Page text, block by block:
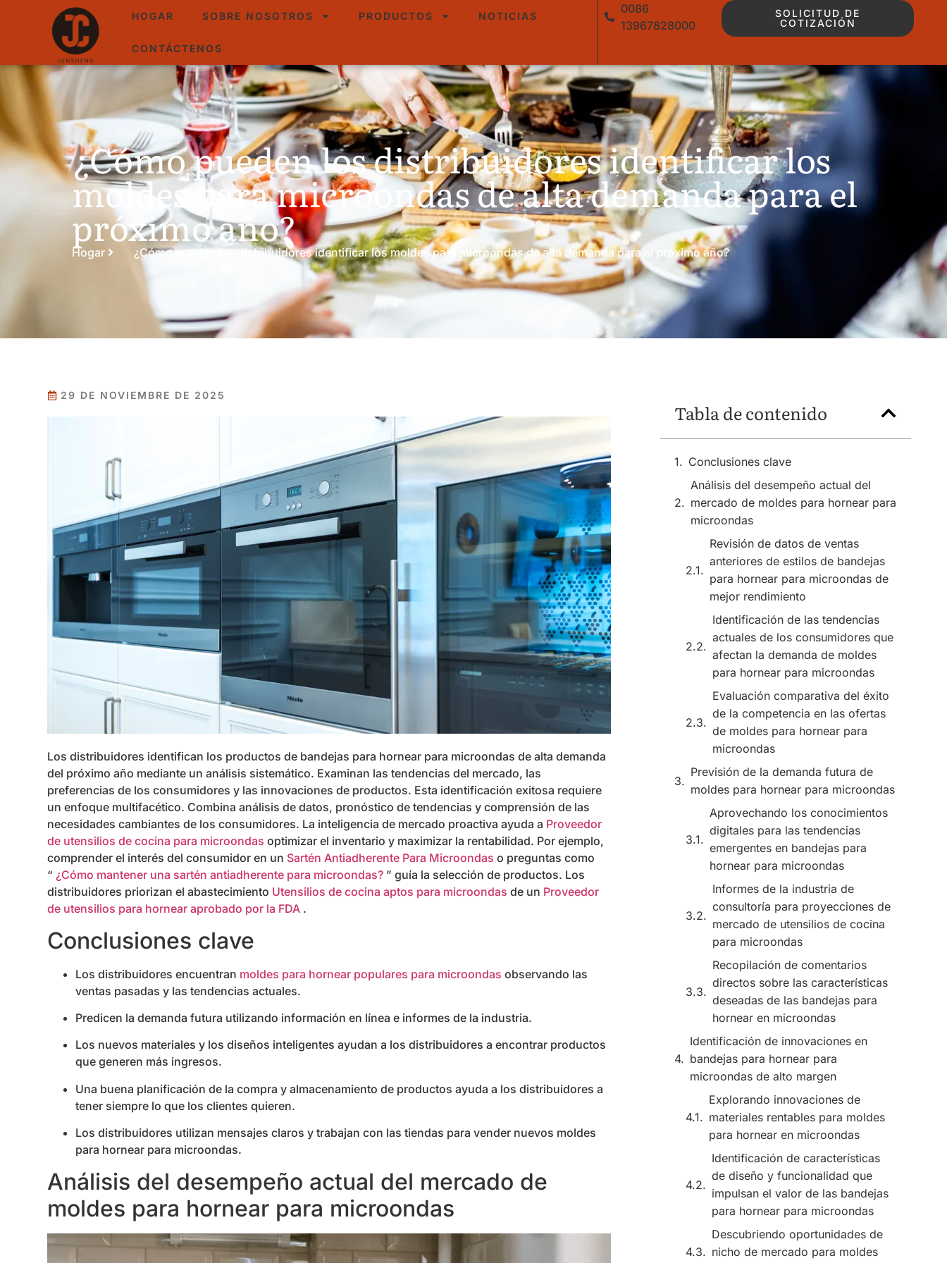
HOGAR SOBRE NOSOTROS PRODUCTOS NOTICIAS
CONTÁCTENOS
0086
13967828000
SOLICITUD DE
COTIZACIÓN
¿Cómo pueden los distribuidores identificar los
moldes para microondas de alta demanda para el
próximo año?
Hogar ¿Cómo pueden los distribuidores identificar los moldes para microondas de alta demanda para el próximo año?
29 DE NOVIEMBRE DE 2025
Los distribuidores identifican los productos de bandejas para hornear para microondas de alta demanda
del próximo año mediante un análisis sistemático. Examinan las tendencias del mercado, las
preferencias de los consumidores y las innovaciones de productos. Esta identificación exitosa requiere
un enfoque multifacético. Combina análisis de datos, pronóstico de tendencias y comprensión de las
necesidades cambiantes de los consumidores. La inteligencia de mercado proactiva ayuda a Proveedor
de utensilios de cocina para microondas optimizar el inventario y maximizar la rentabilidad. Por ejemplo,
comprender el interés del consumidor en un Sartén Antiadherente Para Microondas o preguntas como
“ ¿Cómo mantener una sartén antiadherente para microondas? ” guía la selección de productos. Los
distribuidores priorizan el abastecimiento Utensilios de cocina aptos para microondas de un Proveedor
de utensilios para hornear aprobado por la FDA .
Conclusiones clave
Los distribuidores encuentran moldes para hornear populares para microondas observando las
ventas pasadas y las tendencias actuales.
Predicen la demanda futura utilizando información en línea e informes de la industria.
Los nuevos materiales y los diseños inteligentes ayudan a los distribuidores a encontrar productos
que generen más ingresos.
Una buena planificación de la compra y almacenamiento de productos ayuda a los distribuidores a
tener siempre lo que los clientes quieren.
Los distribuidores utilizan mensajes claros y trabajan con las tiendas para vender nuevos moldes
para hornear para microondas.
Análisis del desempeño actual del mercado de
moldes para hornear para microondas
Tabla de contenido
Conclusiones clave
Análisis del desempeño actual del
mercado de moldes para hornear para
microondas
Revisión de datos de ventas
anteriores de estilos de bandejas
para hornear para microondas de
mejor rendimiento
Identificación de las tendencias
actuales de los consumidores que
afectan la demanda de moldes
para hornear para microondas
Evaluación comparativa del éxito
de la competencia en las ofertas
de moldes para hornear para
microondas
Previsión de la demanda futura de
moldes para hornear para microondas
Aprovechando los conocimientos
digitales para las tendencias
emergentes en bandejas para
hornear para microondas
Informes de la industria de
consultoría para proyecciones de
mercado de utensilios de cocina
para microondas
Recopilación de comentarios
directos sobre las características
deseadas de las bandejas para
hornear en microondas
Identificación de innovaciones en
bandejas para hornear para
microondas de alto margen
Explorando innovaciones de
materiales rentables para moldes
para hornear en microondas
Identificación de características
de diseño y funcionalidad que
impulsan el valor de las bandejas
para hornear para microondas
Descubriendo oportunidades de
nicho de mercado para moldes